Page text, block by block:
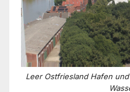
Leer Ostfriesland Hafen